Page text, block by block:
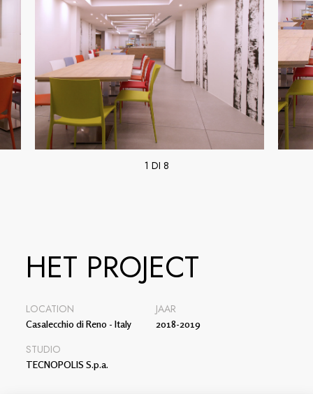
1 DI 8
HET PROJECT
LOCATION
Casalecchio di Reno - Italy
JAAR
2018-2019
STUDIO
TECNOPOLIS S.p.a.